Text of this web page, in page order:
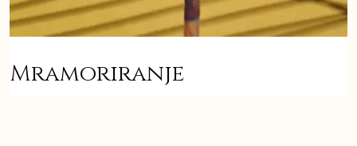
Mramoriranje